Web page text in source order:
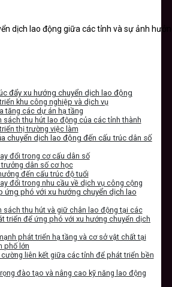
dịch lao động giữa các tỉnh và sự ảnh
đẩy xu hướng chuyển dịch lao động
khu công nghiệp và dịch vụ
tăng các dự án hạ tầng
sách thu hút lao động của các tỉnh thành
thị trường việc làm
chuyển dịch lao động đến cấu trúc dân số
đổi trong cơ cấu dân số
trưởng dân số cơ học
đến cấu trúc độ tuổi
đổi trong nhu cầu về dịch vụ công cộng
ứng phó với xu hướng chuyển dịch lao
sách thu hút và giữ chân lao động tại các
triển để ứng phó với xu hướng chuyển dịch
phát triển hạ tầng và cơ sở vật chất tại
phố lớn
cường liên kết giữa các tỉnh để phát triển bền
đào tạo và nâng cao kỹ năng lao động